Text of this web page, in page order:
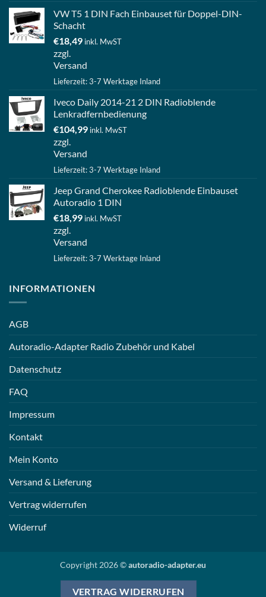
VW T5 1 DIN Fach Einbauset für Doppel-DIN-
Schacht
€18,49 inkl. MwST
zzgl.
Versand
Lieferzeit: 3-7 Werktage Inland
Iveco Daily 2014-21 2 DIN Radioblende
Lenkradfernbedienung
€104,99 inkl. MwST
zzgl.
Versand
Lieferzeit: 3-7 Werktage Inland
Jeep Grand Cherokee Radioblende Einbauset
Autoradio 1 DIN
€18,99 inkl. MwST
zzgl.
Versand
Lieferzeit: 3-7 Werktage Inland
INFORMATIONEN
AGB
Autoradio-Adapter Radio Zubehör und Kabel
Datenschutz
FAQ
Impressum
Kontakt
Mein Konto
Versand & Lieferung
Vertrag widerrufen
Widerruf
Copyright 2026 ©autoradio-adapter.eu
VERTRAG WIDERRUFEN